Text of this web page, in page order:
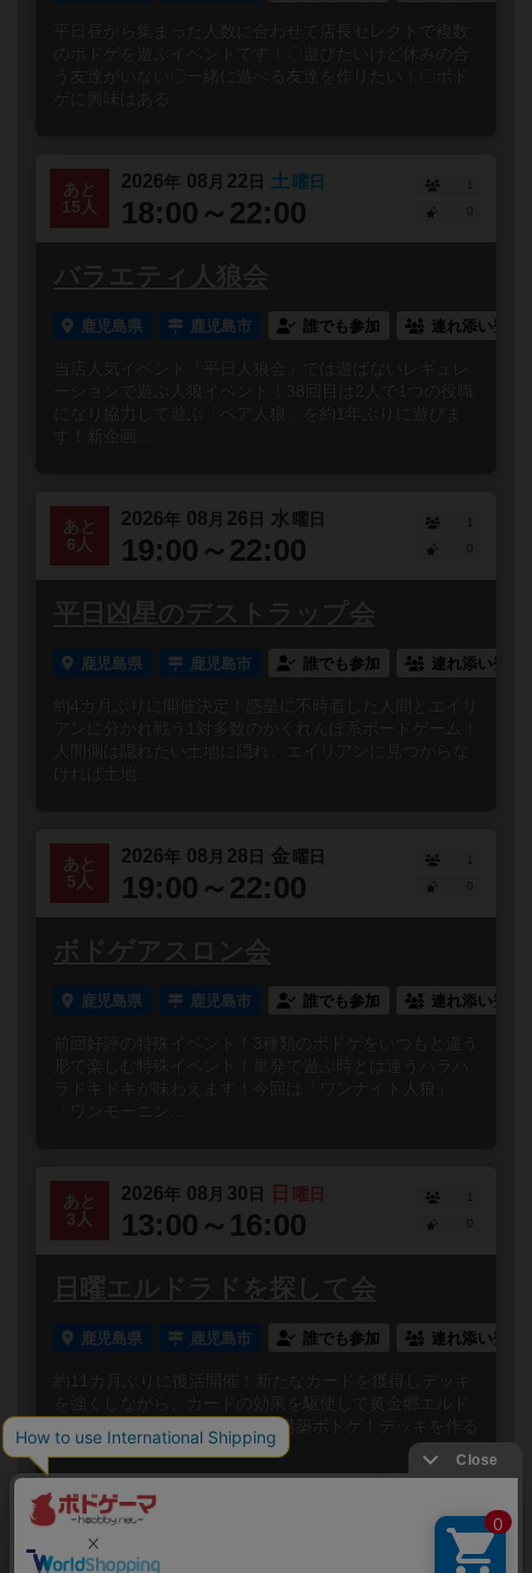
平日昼から集まった人数に合わせて店長セレクトで複数
のボドゲを遊ぶイベントです！〇遊びたいけど休みの合
う友達がいない〇一緒に遊べる友達を作りたい！〇ボド
ゲに興味はある...
あと
15人
2026年 08 月 22 日 土 曜日
18:00～22:00
1
バラエティ人狼会
鹿児島県 鹿児島市 誰でも参加 連れ添い登録
当店人気イベント「平日人狼会」では遊ばないレギュレ
ーションで遊ぶ人狼イベント！38回目は2人で1つの役職
になり協力して遊ぶ「ペア人狼」を約1年ぶりに遊びま
す！新企画...
あと
6人
2026年 08 月 26 日 水 曜日
19:00～22:00
1
平日凶星のデストラップ会
鹿児島県 鹿児島市 誰でも参加 連れ添い登録
約4カ月ぶりに開催決定！惑星に不時着した人間とエイリ
アンに分かれ戦う1対多数のかくれんぼ系ボードゲーム！
人間側は隠れたい土地に隠れ、エイリアンに見つからな
あと
5人
2026年 08 月 28 日 金曜日
19:00～22:00
1
ボドゲアスロン会
鹿児島県 鹿児島市 誰でも参加 連れ添い登録
前回好評の特殊イベント！3種類のボドゲをいつもと違う
形で楽しむ特殊イベント！単発で遊ぶ時とは違うハラハ
ラドキドキが味わえます！今回は「ワンナイト人狼」
あと
3人
2026年 08 月 30 日 日 曜日
13:00～16:00
1
日曜エルドラドを探して会
鹿児島県 鹿児島市 誰でも参加 連れ添い登録
約11カ月ぶりに復活開催！新たなカードを獲得しデッキ
を強くしながら、カードの効果を駆使して黄金郷エルド
ラドを目指すすごろく×デッキ構築ボドゲ！デッキを作る
という面で...
閉じる
ボードゲームのプレイ履歴を記録し